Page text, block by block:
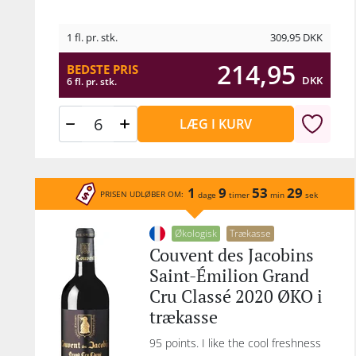
1 fl. pr. stk. 309,95 DKK
BEDSTE PRIS
6 fl. pr. stk. 214,95 DKK
LÆG I KURV
PRISEN UDLØBER OM: 1 dage 9 timer 53 min 29 sek
Økologisk Trækasse
Couvent des Jacobins
Saint-Émilion Grand
Cru Classé 2020 ØKO i
trækasse
95 points. I like the cool freshness